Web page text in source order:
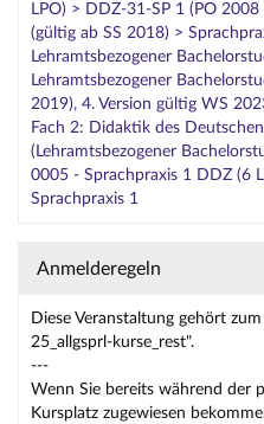
LPO) > DDZ-31-SP 1 (PO
(gültig ab SS 2018) >
Lehramtsbezogener
Lehramtsbezogener
2019), 4. Version gültig WS
Fach 2: Didaktik des
(Lehramtsbezogener
0005 - Sprachpraxis 1 DDZ (6
Sprachpraxis 1
Anmelderegeln
Diese Veranstaltung gehört
25_allgsprl-kurse_rest".
---
Wenn Sie bereits während der
Kursplatz zugewiesen